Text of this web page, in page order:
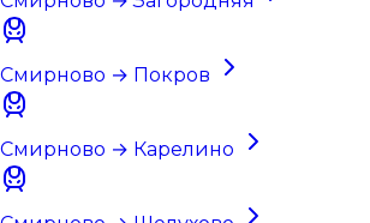
Смирново → Покров
Смирново → Карелино